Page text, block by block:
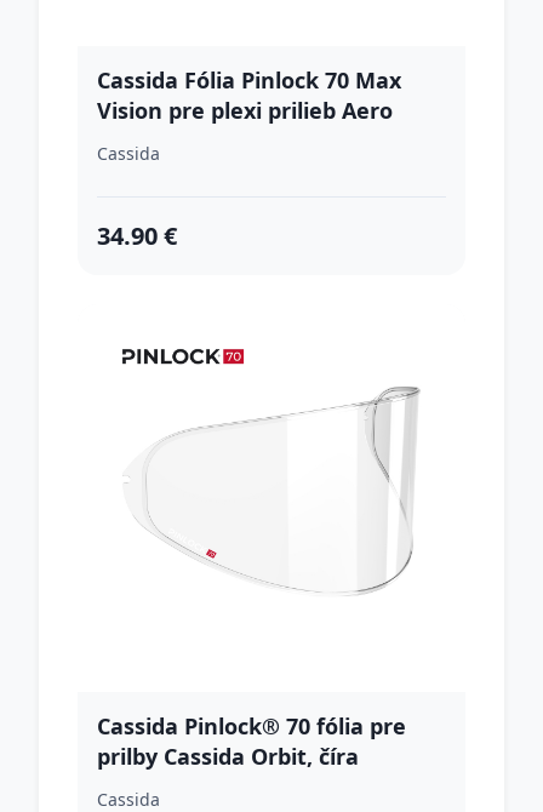
Cassida Fólia Pinlock 70 Max
Vision pre plexi prilieb Aero
Cassida
34.90 €
Cassida Pinlock® 70 fólia pre
prilby Cassida Orbit, číra
Cassida